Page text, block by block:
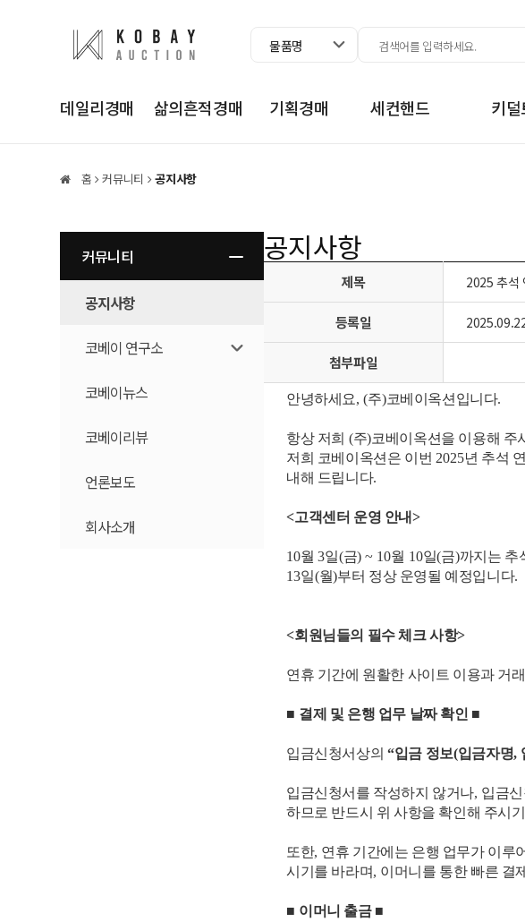
물품명
데일리경매 삶의흔적경매 기획경매 세컨핸드 키덜
홈 커뮤니티 공지사항
커뮤니티
공지사항
코베이 연구소
코베이 연구소란?
A.I 코베이(Beta)
셀픽 지원센터
LIVE경매(Beta)
코베이뉴스
코베이리뷰
언론보도
회사소개
공지사항
제목 2025 추석
등록일
첨부파일
안녕하세요, (주)코베이옥션입니다.
항상 저희 (주)코베이옥션을 이용해 주
저희 코베이옥션은 이번 2025년 추석
내해 드립니다.
<고객센터 운영 안내>
10월3일(금) ~ 10월 10일(금)까지는 추
13일(월)부터 정상 운영될 예정입니다.
<회원님들의 필수 체크 사항>
연휴 기간에 원활한 사이트 이용과 거
■ 결제 및 은행 업무 날짜 확인 ■
입금신청서상의 “입금 정보(입금자명,
입금신청서를 작성하지 않거나, 입금
하므로 반드시 위 사항을 확인해 주시
또한, 연휴 기간에는 은행 업무가 이루
시기를 바라며, 이머니를 통한 빠른 결
■ 이머니 출금 ■